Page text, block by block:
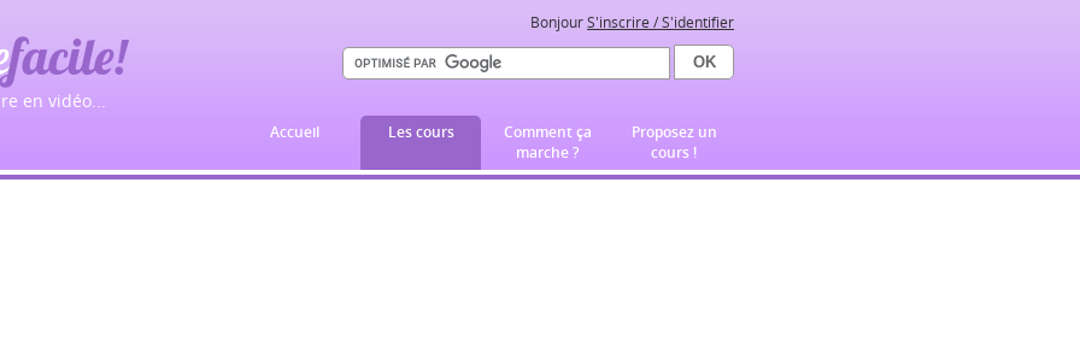
facile!
en vidéo...
BonjourS'inscrire / S'identifier
Accueil Les cours
Comment ça
marche ?
Proposez un
cours !